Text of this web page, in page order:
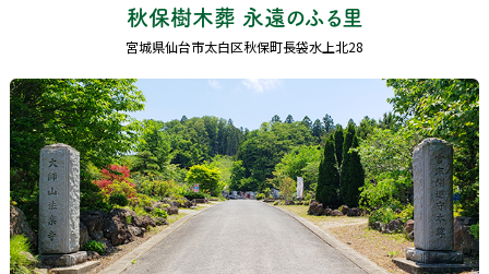
秋保樹木葬 永遠のふる里
宮城県仙台市太白区秋保町長袋水上北28